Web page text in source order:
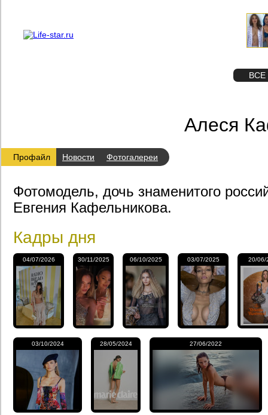
ВСЕ
Алеся
Профайл Новости Фотогалереи
Фотомодель, дочь знаменитого
Евгения Кафельникова.
Кадры дня
04/07/2026 30/11/2025 06/10/2025 03/07/2025 20/06/
03/10/2024 28/05/2024 27/06/2022